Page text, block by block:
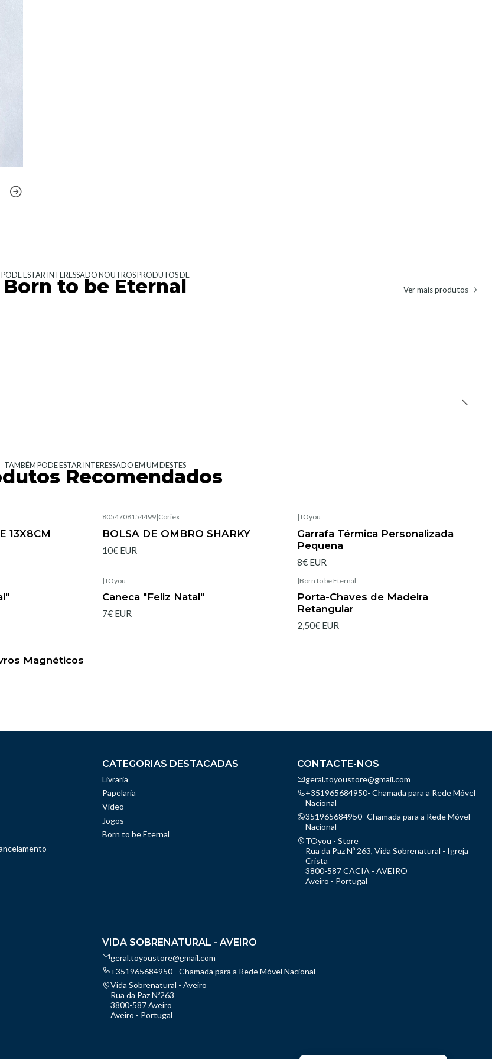
PODE ESTAR INTERESSADO NOUTROS PRODUTOS DE
Born to be Eternal Ver mais produtos
TAMBÉM PODE ESTAR INTERESSADO EM UM DESTES
Recomendados
13X8CM
8054708154499|Coriex
BOLSA DE OMBRO SHARKY
10€ EUR
|TOyou
Garrafa Térmica Personalizada
Pequena
8€ EUR
|TOyou
Caneca "Feliz Natal"
7€ EUR
|Born to be Eternal
Porta-Chaves de Madeira
Retangular
2,50€ EUR
Magnéticos
CATEGORIAS DESTACADAS
Livraria
Papelaria
Vídeo
Jogos
Born to be Eternal
CONTACTE-NOS
geral.toyoustore@gmail.com
+351965684950- Chamada para a Rede Móvel
Nacional
351965684950- Chamada para a Rede Móvel
Nacional
TOyou - Store
Rua da Paz Nº 263, Vida Sobrenatural - Igreja
Crista
3800-587 CACIA - AVEIRO
Aveiro - Portugal
VIDA SOBRENATURAL - AVEIRO
geral.toyoustore@gmail.com
+351965684950 - Chamada para a Rede Móvel Nacional
Vida Sobrenatural - Aveiro
Rua da Paz Nº263
3800-587 Aveiro
Aveiro - Portugal